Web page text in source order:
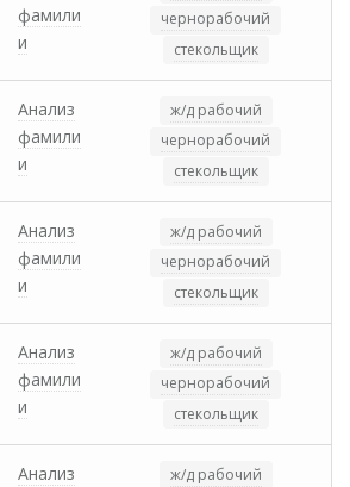
фамили
и
чернорабочий
стекольщик
Анализ
фамили
и
ж/д рабочий
чернорабочий
стекольщик
Анализ
фамили
и
ж/д рабочий
чернорабочий
стекольщик
Анализ
фамили
и
ж/д рабочий
чернорабочий
стекольщик
Анализ
ж/д рабочий